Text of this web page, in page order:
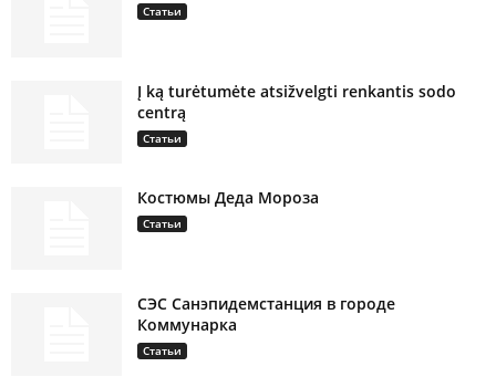
Статьи
Į ką turėtumėte atsižvelgti renkantis sodo
centrą
Статьи
Костюмы Деда Мороза
Статьи
СЭС Санэпидемстанция в городе
Коммунарка
Статьи